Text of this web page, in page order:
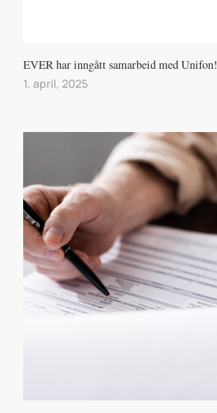
EVER har inngått samarbeid med Unifon!
1. april, 2025